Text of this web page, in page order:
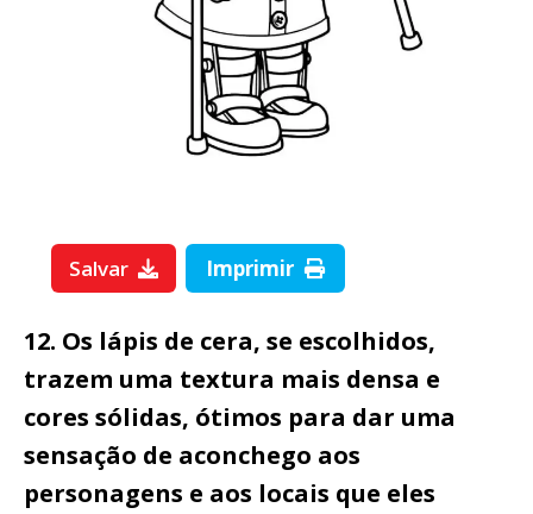
Salvar Imprimir
12. Os lápis de cera, se escolhidos,
trazem uma textura mais densa e
cores sólidas, ótimos para dar uma
sensação de aconchego aos
personagens e aos locais que eles